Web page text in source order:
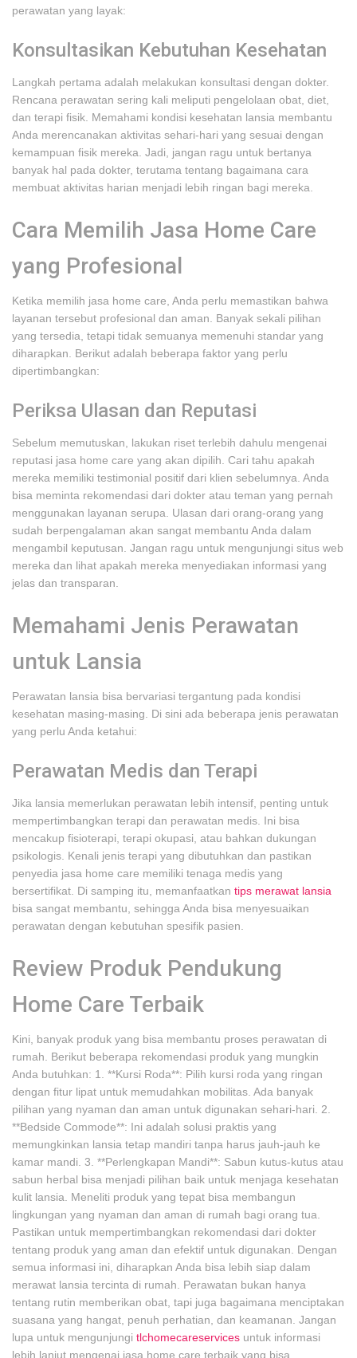
perawatan yang layak:
Konsultasikan Kebutuhan Kesehatan
Langkah pertama adalah melakukan konsultasi dengan dokter.
Rencana perawatan sering kali meliputi pengelolaan obat, diet,
dan terapi fisik. Memahami kondisi kesehatan lansia membantu
Anda merencanakan aktivitas sehari-hari yang sesuai dengan
kemampuan fisik mereka. Jadi, jangan ragu untuk bertanya
banyak hal pada dokter, terutama tentang bagaimana cara
membuat aktivitas harian menjadi lebih ringan bagi mereka.
Cara Memilih Jasa Home Care
yang Profesional
Ketika memilih jasa home care, Anda perlu memastikan bahwa
layanan tersebut profesional dan aman. Banyak sekali pilihan
yang tersedia, tetapi tidak semuanya memenuhi standar yang
diharapkan. Berikut adalah beberapa faktor yang perlu
dipertimbangkan:
Periksa Ulasan dan Reputasi
Sebelum memutuskan, lakukan riset terlebih dahulu mengenai
reputasi jasa home care yang akan dipilih. Cari tahu apakah
mereka memiliki testimonial positif dari klien sebelumnya. Anda
bisa meminta rekomendasi dari dokter atau teman yang pernah
menggunakan layanan serupa. Ulasan dari orang-orang yang
sudah berpengalaman akan sangat membantu Anda dalam
mengambil keputusan. Jangan ragu untuk mengunjungi situs web
mereka dan lihat apakah mereka menyediakan informasi yang
jelas dan transparan.
Memahami Jenis Perawatan
untuk Lansia
Perawatan lansia bisa bervariasi tergantung pada kondisi
kesehatan masing-masing. Di sini ada beberapa jenis perawatan
yang perlu Anda ketahui:
Perawatan Medis dan Terapi
Jika lansia memerlukan perawatan lebih intensif, penting untuk
mempertimbangkan terapi dan perawatan medis. Ini bisa
mencakup fisioterapi, terapi okupasi, atau bahkan dukungan
psikologis. Kenali jenis terapi yang dibutuhkan dan pastikan
penyedia jasa home care memiliki tenaga medis yang
bersertifikat. Di samping itu, memanfaatkan tips merawat lansia
bisa sangat membantu, sehingga Anda bisa menyesuaikan
perawatan dengan kebutuhan spesifik pasien.
Review Produk Pendukung
Home Care Terbaik
Kini, banyak produk yang bisa membantu proses perawatan di
rumah. Berikut beberapa rekomendasi produk yang mungkin
Anda butuhkan: 1. **Kursi Roda**: Pilih kursi roda yang ringan
dengan fitur lipat untuk memudahkan mobilitas. Ada banyak
pilihan yang nyaman dan aman untuk digunakan sehari-hari. 2.
**Bedside Commode**: Ini adalah solusi praktis yang
memungkinkan lansia tetap mandiri tanpa harus jauh-jauh ke
kamar mandi. 3. **Perlengkapan Mandi**: Sabun kutus-kutus atau
sabun herbal bisa menjadi pilihan baik untuk menjaga kesehatan
kulit lansia. Meneliti produk yang tepat bisa membangun
lingkungan yang nyaman dan aman di rumah bagi orang tua.
Pastikan untuk mempertimbangkan rekomendasi dari dokter
tentang produk yang aman dan efektif untuk digunakan. Dengan
semua informasi ini, diharapkan Anda bisa lebih siap dalam
merawat lansia tercinta di rumah. Perawatan bukan hanya
tentang rutin memberikan obat, tapi juga bagaimana menciptakan
suasana yang hangat, penuh perhatian, dan keamanan. Jangan
lupa untuk mengunjungi tlchomecareservices untuk informasi
lebih lanjut mengenai jasa home care terbaik yang bisa